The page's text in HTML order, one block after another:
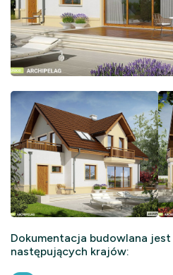
Dokumentacja budowlana
następujących krajów: